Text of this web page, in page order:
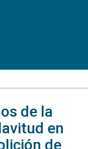
de la
en
de